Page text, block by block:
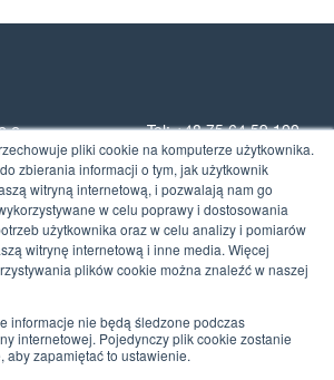
pliki cookie na komputerze użytkownika.
zbierania informacji o tym, jak użytkownik
witryną internetową, i pozwalają nam go
w celu poprawy i dostosowania
użytkownika oraz w celu analizy i pomiarów
witrynę internetową i inne media. Więcej
plików cookie można znaleźć w naszej
informacje nie będą śledzone podczas
internetowej. Pojedynczy plik cookie zostanie
aby zapamiętać to ustawienie.
Tel: +48 75 64 59 100
Mail: biuro@sikla.pl
możesz polegać
i mocowaniach